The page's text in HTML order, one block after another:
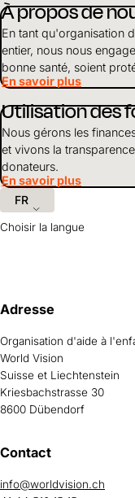
À propos de
En tant qu'organisation
entier, nous nous
bonne santé, soient
En savoir plus
Utilisation des
Nous gérons les
et vivons la
donateurs.
En savoir plus
Adresse
Organisation d'aide à
World Vision
Suisse et Liechtenstein
Kriesbachstrasse 30
8600 Dübendorf
Contact
info@worldvision.ch
FR
Choisir la langue